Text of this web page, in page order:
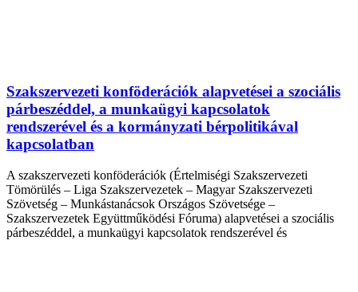
Szakszervezeti konföderációk alapvetései a szociális
párbeszéddel, a munkaügyi kapcsolatok
rendszerével és a kormányzati bérpolitikával
kapcsolatban
A szakszervezeti konföderációk (Értelmiségi Szakszervezeti
Tömörülés – Liga Szakszervezetek – Magyar Szakszervezeti
Szövetség – Munkástanácsok Országos Szövetsége –
Szakszervezetek Együttműködési Fóruma) alapvetései a szociális
párbeszéddel, a munkaügyi kapcsolatok rendszerével és